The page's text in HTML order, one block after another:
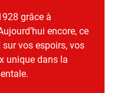
grâce à
encore, ce
vos espoirs, vos
unique dans la